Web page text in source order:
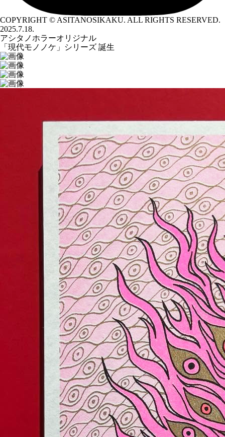
COPYRIGHT © ASITANOSIKAKU. ALL RIGHTS RESERVED.
2025.7.18.
アシタノホラーオリジナル
「現代モノノケ」シリーズ 誕生